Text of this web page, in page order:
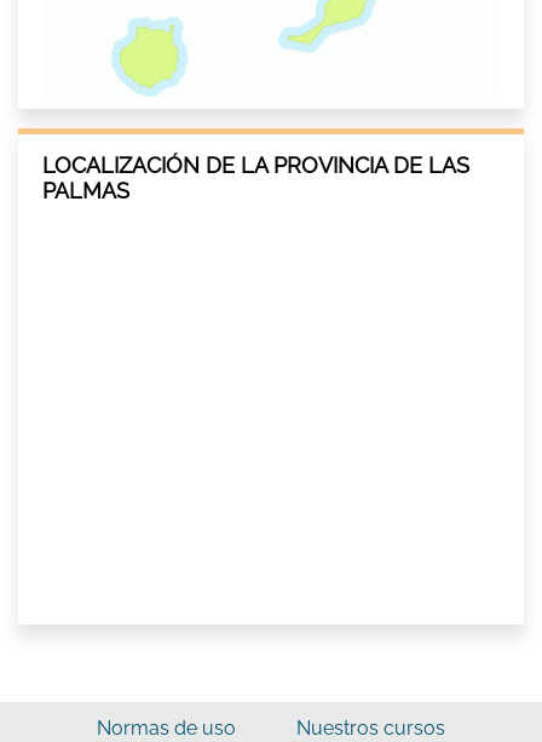
LOCALIZACIÓN DE LA PROVINCIA DE LAS
PALMAS
Normas de uso Nuestros cursos